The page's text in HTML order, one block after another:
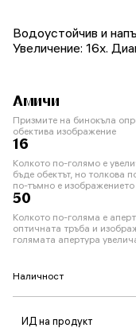
Водоустойчив и
Увеличение: 16x.
Амичи
Призмите на бинокъла
обектива изображение
16
Колкото по-голямо е
бъде обектът, но толкова
по-тъмно е изображението
50
Колкото по-голяма е
оптичната тръба и
голямата апертура
Наличност
ИД на продукт